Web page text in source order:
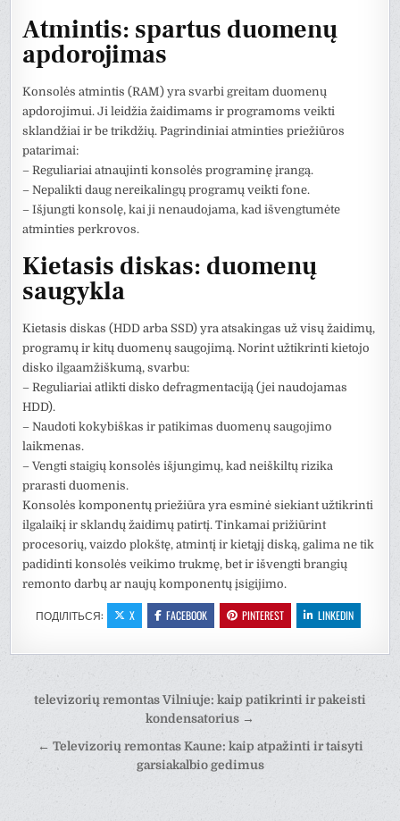
Atmintis: spartus duomenų
apdorojimas
Konsolės atmintis (RAM) yra svarbi greitam duomenų
apdorojimui. Ji leidžia žaidimams ir programoms veikti
sklandžiai ir be trikdžių. Pagrindiniai atminties priežiūros
patarimai:
– Reguliariai atnaujinti konsolės programinę įrangą.
– Nepalikti daug nereikalingų programų veikti fone.
– Išjungti konsolę, kai ji nenaudojama, kad išvengtumėte
atminties perkrovos.
Kietasis diskas: duomenų
saugykla
Kietasis diskas (HDD arba SSD) yra atsakingas už visų žaidimų,
programų ir kitų duomenų saugojimą. Norint užtikrinti kietojo
disko ilgaamžiškumą, svarbu:
– Reguliariai atlikti disko defragmentaciją (jei naudojamas
HDD).
– Naudoti kokybiškas ir patikimas duomenų saugojimo
laikmenas.
– Vengti staigių konsolės išjungimų, kad neiškiltų rizika
prarasti duomenis.
Konsolės komponentų priežiūra yra esminė siekiant užtikrinti
ilgalaikį ir sklandų žaidimų patirtį. Tinkamai prižiūrint
procesorių, vaizdo plokštę, atmintį ir kietąjį diską, galima ne tik
padidinti konsolės veikimo trukmę, bet ir išvengti brangių
remonto darbų ar naujų komponentų įsigijimo.
ПОДІЛІТЬСЯ: X FACEBOOK PINTEREST LINKEDIN
Навігація
televizorių remontas Vilniuje: kaip patikrinti ir pakeisti
kondensatorius →
← Televizorių remontas Kaune: kaip atpažinti ir taisyti
garsiakalbio gedimus